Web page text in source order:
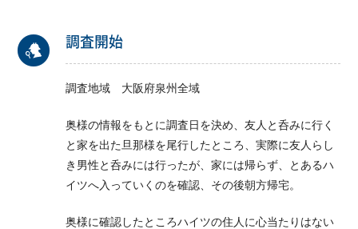
調査開始
調査地域 大阪府泉州全域
奥様の情報をもとに調査日を決め、友人と呑みに行く
と家を出た旦那様を尾行したところ、実際に友人らし
き男性と呑みには行ったが、家には帰らず、とあるハ
イツへ入っていくのを確認、その後朝方帰宅。
奥様に確認したところハイツの住人に心当たりはない